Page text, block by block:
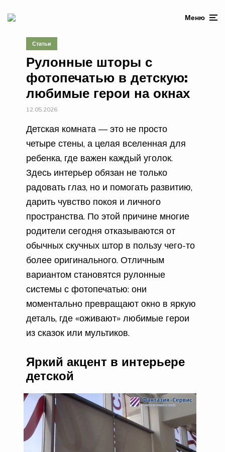
Меню
Статьи
Рулонные шторы с
фотопечатью в детскую:
любимые герои на окнах
12.05.2026
Детская комната — это не просто
четыре стены, а целая вселенная для
ребенка, где важен каждый уголок.
Здесь интерьер обязан не только
радовать глаз, но и помогать развитию,
дарить чувство покоя и личного
пространства. По этой причине многие
родители сегодня отказываются от
обычных скучных штор в пользу чего-то
более оригинального. Отличным
вариантом становятся рулонные
системы с фотопечатью: они
моментально превращают окно в яркую
деталь, где «оживают» любимые герои
из сказок или мультиков.
Яркий акцент в интерьере
детской